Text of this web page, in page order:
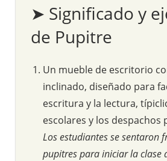
➤ Significado y
de Pupitre
Un mueble de escritorio
inclinado, diseñado para
escritura y la lectura,
escolares y los despachos
Los estudiantes se sentaron
pupitres para iniciar la clase